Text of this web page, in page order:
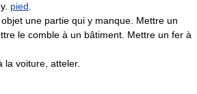
pied
une partie qui y manque. Mettre un
le comble à un bâtiment. Mettre un fer à
voiture, atteler.